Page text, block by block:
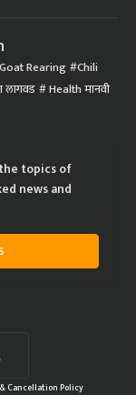
Goat Rearing Chili
Health मानवी
topics of
news and
Cancellation Policy